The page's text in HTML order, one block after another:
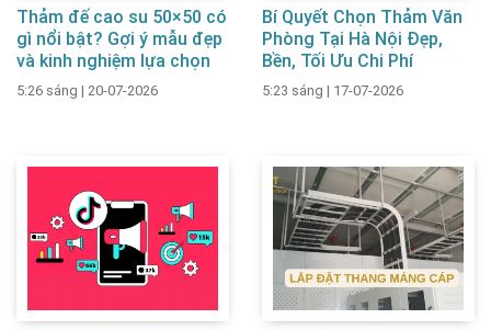
Thảm đế cao su 50×50 có
gì nổi bật? Gợi ý mẫu đẹp
và kinh nghiệm lựa chọn
5:26 sáng | 20-07-2026
Bí Quyết Chọn Thảm Văn
Phòng Tại Hà Nội Đẹp,
Bền, Tối Ưu Chi Phí
5:23 sáng | 17-07-2026